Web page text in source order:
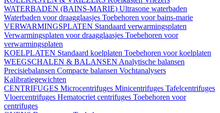
WATERBADEN (BAINS-MARIE) Ultrasone waterbaden
Waterbaden voor draagglaasjes Toebehoren voor bains-marie
VERWARMINGSPLATEN Standaard verwarmingsplaten
Verwarmingsplaten voor draagglaasjes Toebehoren voor
verwarmingsplaten
KOELPLATEN Standaard koelplaten Toebehoren voor koelplaten
WEEGSCHALEN & BALANSEN Analytische balansen
Precisiebalansen Compacte balansen Vochtanalysers
Kalibratiegewichten
CENTRIFUGES Microcentrifuges Minicentrifuges Tafelcentrifuges
Vloercentrifuges Hematocriet centrifuges Toebehoren voor
centrifuges